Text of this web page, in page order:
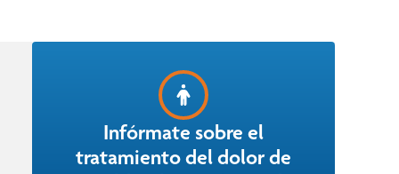
Infórmate sobre el
tratamiento del dolor de